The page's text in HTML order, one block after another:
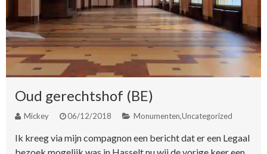
Oud gerechtshof (BE)
Mickey 06/12/2018 Monumenten,Uncategorized
Ik kreeg via mijn compagnon een bericht dat er een Legaal